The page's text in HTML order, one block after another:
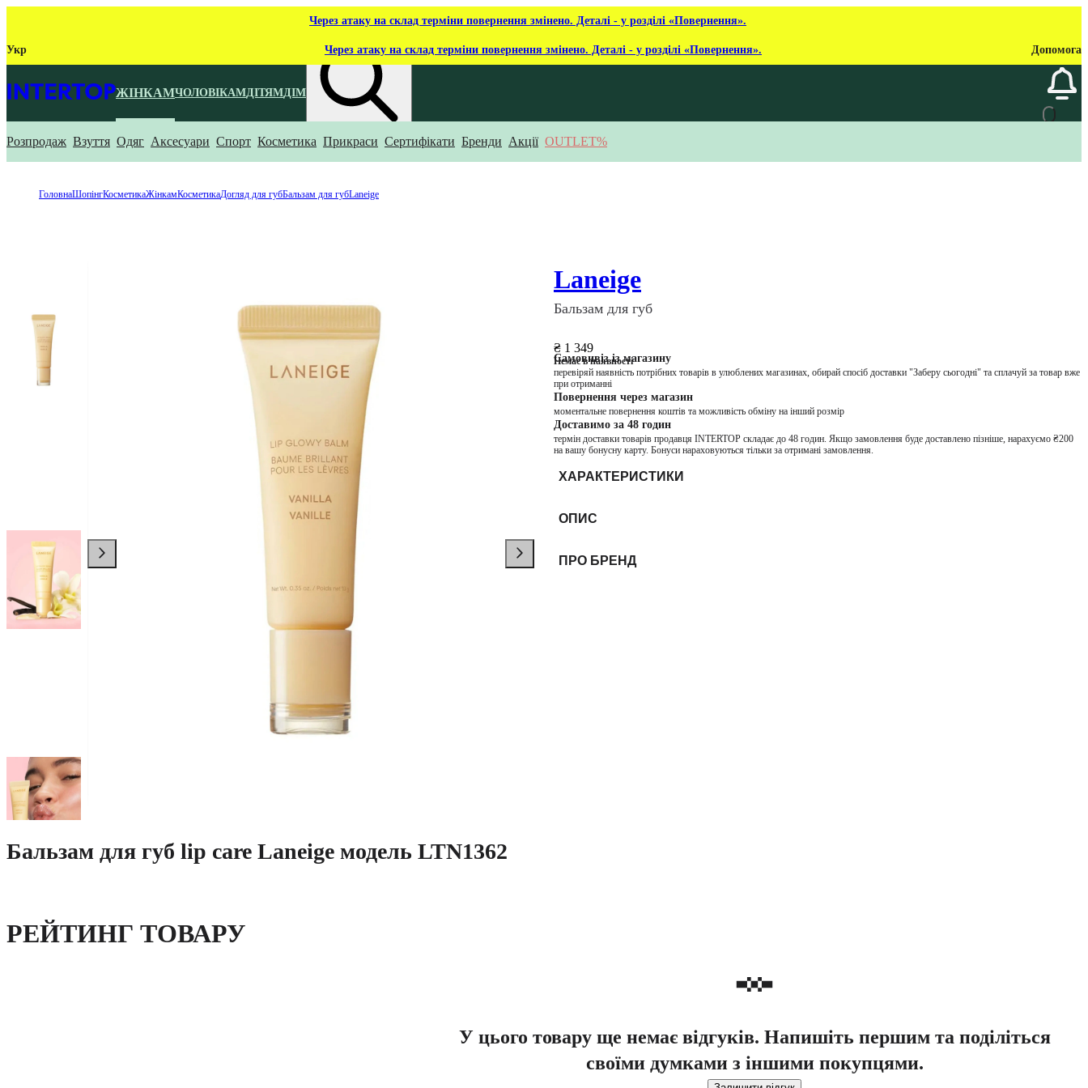
Через атаку на склад терміни повернення змінено. Деталі - у розділі «Повернення».
Укр Через атаку на склад терміни повернення змінено. Деталі - у розділі «Повернення». Допомога
ЖІНКАМЧОЛОВІКАМДІТЯМДІМ
Що ти шукаєш?
Розпродаж Взуття Одяг Аксесуари Спорт Косметика Прикраси Сертифікати Бренди Акції OUTLET%
ГоловнаШопінгКосметикаЖінкамКосметикаДогляд для губБальзам для губLaneige
Laneige
Бальзам для губ
₴ 1 349
Немає в наявності
Самовивіз із магазину
перевіряй наявність потрібних товарів в улюблених магазинах, обирай спосіб доставки "Заберу сьогодні" та сплачуй за товар вже
при отриманні
Повернення через магазин
моментальне повернення коштів та можливість обміну на інший розмір
Доставимо за 48 годин
термін доставки товарів продавця INTERTOP складає до 48 годин. Якщо замовлення буде доставлено пізніше, нарахуємо ₴200
на вашу бонусну карту. Бонуси нараховуються тільки за отримані замовлення.
ХАРАКТЕРИСТИКИ
ОПИС
ПРО БРЕНД
Бальзам для губ lip care Laneige модель LTN1362
РЕЙТИНГ ТОВАРУ
У цього товару ще немає відгуків. Напишіть першим та поділіться
своїми думками з іншими покупцями.